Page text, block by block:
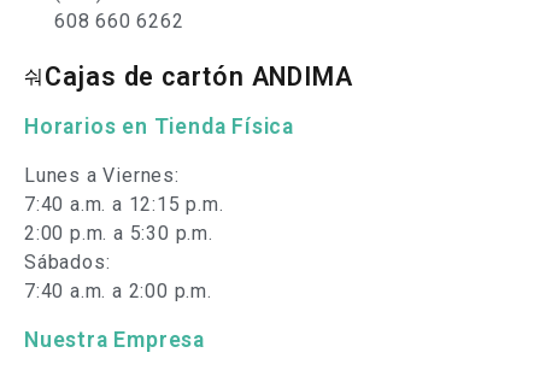
608 660 6262
Cajas de cartón ANDIMA
Horarios en Tienda Física
Lunes a Viernes:
7:40 a.m. a 12:15 p.m.
2:00 p.m. a 5:30 p.m.
Sábados:
7:40 a.m. a 2:00 p.m.
Nuestra Empresa